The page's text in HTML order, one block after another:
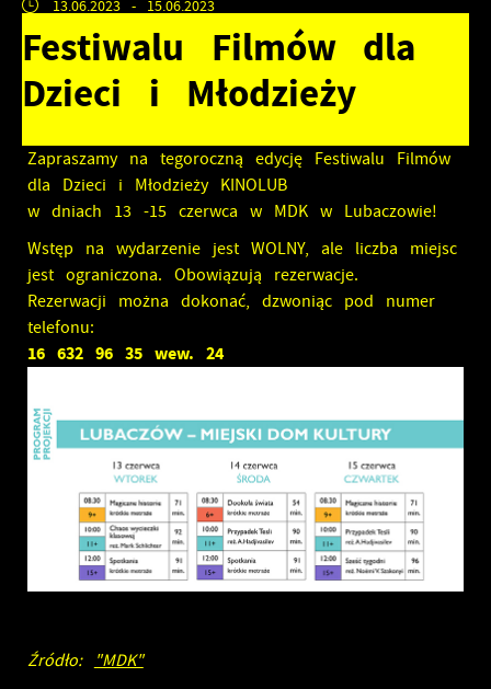
13.06.2023 - 15.06.2023
Festiwalu Filmów dla
Dzieci i Młodzieży
Zapraszamy na tegoroczną edycję Festiwalu Filmów
dla Dzieci i Młodzieży KINOLUB
w dniach 13 -15 czerwca w MDK w Lubaczowie!
Wstęp na wydarzenie jest WOLNY, ale liczba miejsc
jest ograniczona. Obowiązują rezerwacje.
Rezerwacji można dokonać, dzwoniąc pod numer
telefonu:
16 632 96 35 wew. 24
Źródło: "MDK"